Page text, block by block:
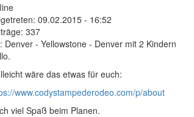
09.02.2015 - 16:52
337
Denver - Yellowstone - Denver mit 2 Kindern
wäre das etwas für euch:
www.codystampederodeo.com/p/about
viel Spaß beim Planen.